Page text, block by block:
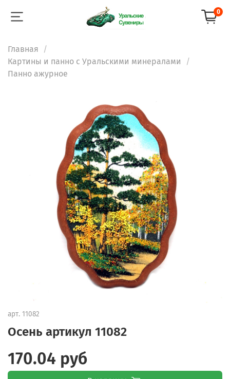
0
Главная
Картины и панно с Уральскими минералами
Панно ажурное
арт. 11082
Осень артикул 11082
170.04 руб